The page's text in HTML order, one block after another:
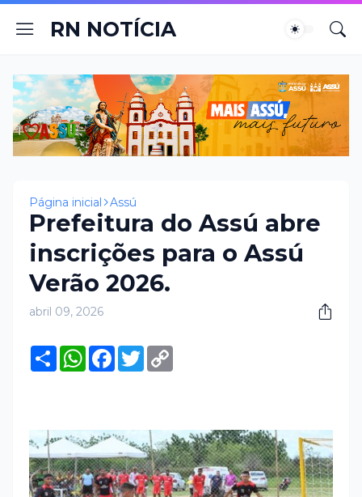
RN NOTÍCIA
Página inicial Assú
Prefeitura do Assú abre
inscrições para o Assú
Verão 2026.
abril 09, 2026
S
h
W
h
p
p
F
o
k
T
w
r
n
k